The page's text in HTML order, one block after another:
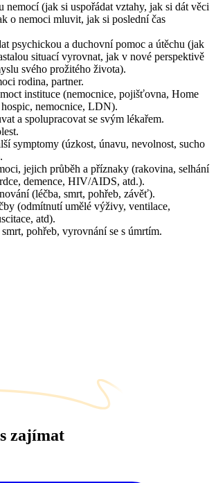
nemocí (jak si uspořádat vztahy, jak si dát věci
o nemoci mluvit, jak si poslední čas
psychickou a duchovní pomoc a útěchu (jak
situací vyrovnat, jak v nové perspektivě
svého prožitého života).
rodina, partner.
instituce (nemocnice, pojišťovna, Home
nemocnice, LDN).
a spolupracovat se svým lékařem.
symptomy (úzkost, únavu, nevolnost, sucho
jejich průběh a příznaky (rakovina, selhání
demence, HIV/AIDS, atd.).
(léčba, smrt, pohřeb, závěť).
(odmítnutí umělé výživy, ventilace,
atd).
pohřeb, vyrovnání se s úmrtím.
zajímat